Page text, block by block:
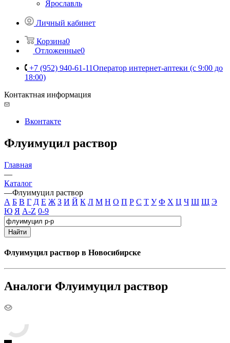
Ярославль
Личный кабинет
Корзина0
Отложенные0
+7 (952) 940-61-11Оператор интернет-аптеки (с 9:00 до
18:00)
Контактная информация
Вконтакте
Флуимуцил раствор
Главная
—
Каталог
—Флуимуцил раствор
А Б В Г Д Е Ж З И Й К Л М Н О П Р С Т У Ф Х Ц Ч Ш Щ Э
Ю Я A-Z 0-9
Найти
Флуимуцил раствор в Новосибирске
Аналоги Флуимуцил раствор